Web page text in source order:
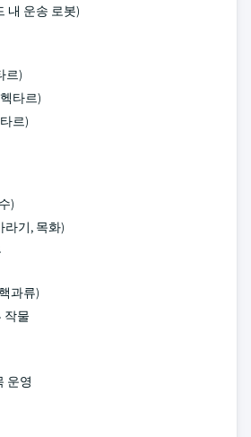
내 운송 로봇)
르)
타르)
르)
)
라기, 목화)
과류)
작물
운영